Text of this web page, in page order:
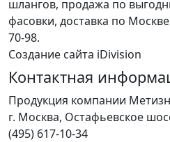
шлангов, продажа по
фасовки, доставка по
70-98.
Создание сайта iDivision
Контактная
Продукция компании
г. Москва, Остафьевское
(495) 617-10-34